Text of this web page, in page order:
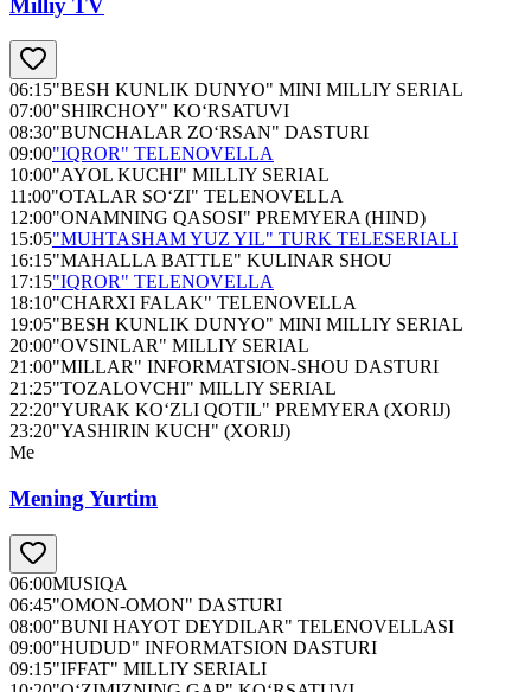
06:15"BESH KUNLIK DUNYO" MINI MILLIY SERIAL
07:00"SHIRCHOY" KO‘RSATUVI
08:30"BUNCHALAR ZO‘RSAN" DASTURI
09:00"IQROR" TELENOVELLA
10:00"AYOL KUCHI" MILLIY SERIAL
11:00"OTALAR SO‘ZI" TELENOVELLA
12:00"ONAMNING QASOSI" PREMYERA (HIND)
15:05"MUHTASHAM YUZ YIL" TURK TELESERIALI
16:15"MAHALLA BATTLE" KULINAR SHOU
17:15"IQROR" TELENOVELLA
18:10"CHARXI FALAK" TELENOVELLA
19:05"BESH KUNLIK DUNYO" MINI MILLIY SERIAL
20:00"OVSINLAR" MILLIY SERIAL
21:00"MILLAR" INFORMATSION-SHOU DASTURI
21:25"TOZALOVCHI" MILLIY SERIAL
22:20"YURAK KO‘ZLI QOTIL" PREMYERA (XORIJ)
23:20"YASHIRIN KUCH" (XORIJ)
Me
Mening Yurtim
06:00MUSIQA
06:45"OMON-OMON" DASTURI
08:00"BUNI HAYOT DEYDILAR" TELENOVELLASI
09:00"HUDUD" INFORMATSION DASTURI
09:15"IFFAT" MILLIY SERIALI